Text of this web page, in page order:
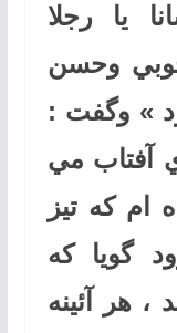
يا رجلا
وحسن
» وگفت :
آفتاب مي
كه تيز
گويا كه
، هر آئينه